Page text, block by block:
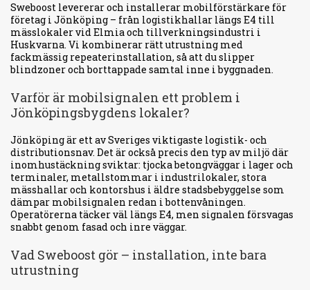
Sweboost levererar och installerar mobilförstärkare för
företag i Jönköping – från logistikhallar längs E4 till
mässlokaler vid Elmia och tillverkningsindustri i
Huskvarna. Vi kombinerar rätt utrustning med
fackmässig repeaterinstallation, så att du slipper
blindzoner och borttappade samtal inne i byggnaden.
Varför är mobilsignalen ett problem i
Jönköpingsbygdens lokaler?
Jönköping är ett av Sveriges viktigaste logistik- och
distributionsnav. Det är också precis den typ av miljö där
inomhustäckning sviktar: tjocka betongväggar i lager och
terminaler, metallstommar i industrilokaler, stora
mässhallar och kontorshus i äldre stadsbebyggelse som
dämpar mobilsignalen redan i bottenvåningen.
Operatörerna täcker väl längs E4, men signalen försvagas
snabbt genom fasad och inre väggar.
Vad Sweboost gör – installation, inte bara
utrustning